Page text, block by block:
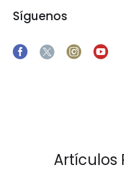
Síguenos
Artículos